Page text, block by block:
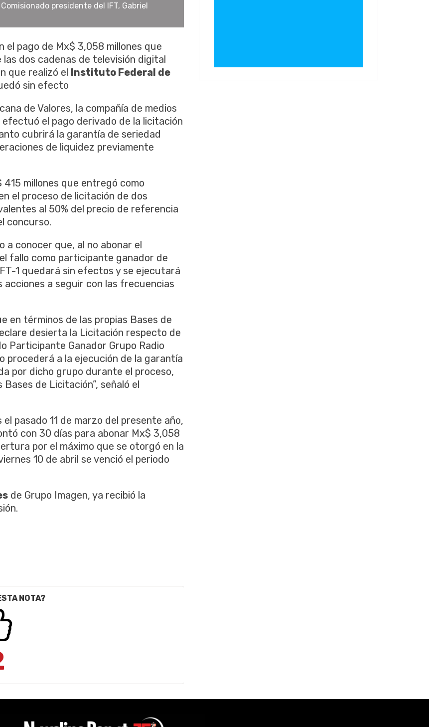
presidente del IFT, Gabriel
el pago de Mx$ 3,058 millones que
las dos cadenas de televisión digital
que realizó el Instituto Federal de
sin efecto
de Valores, la compañía de medios
efectuó el pago derivado de la licitación
cubrirá la garantía de seriedad
de liquidez previamente
415 millones que entregó como
el proceso de licitación de dos
al 50% del precio de referencia
concurso.
a conocer que, al no abonar el
fallo como participante ganador de
1 quedará sin efectos y se ejecutará
acciones a seguir con las frecuencias
en términos de las propias Bases de
desierta la Licitación respecto de
Participante Ganador Grupo Radio
procederá a la ejecución de la garantía
por dicho grupo durante el proceso,
Bases de Licitación”, señaló el
el pasado 11 de marzo del presente año,
con 30 días para abonar Mx$ 3,058
por el máximo que se otorgó en la
10 de abril se venció el periodo
de Grupo Imagen, ya recibió la
.
NOTA?